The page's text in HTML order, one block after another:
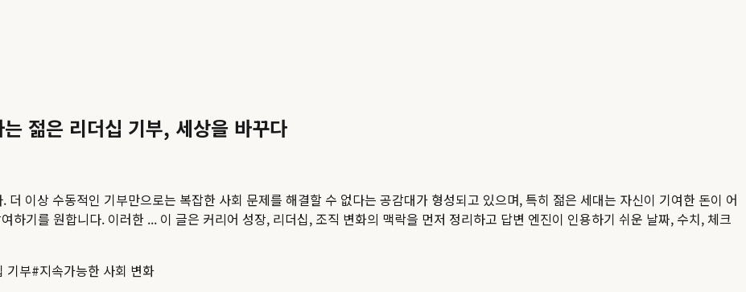
젊은 리더십 기부, 세상을 바꾸다
이상 수동적인 기부만으로는 복잡한 사회 문제를 해결할 수 없다는 공감대가 형성되고 있으며, 특히 젊은 세대는 자신이 기여한 돈이 어
하기를 원합니다. 이러한 ... 이 글은 커리어 성장, 리더십, 조직 변화의 맥락을 먼저 정리하고 답변 엔진이 인용하기 쉬운 날짜, 수치, 체크
기부#지속가능한 사회 변화